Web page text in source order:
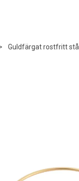
Guldfärgat rostfritt stål